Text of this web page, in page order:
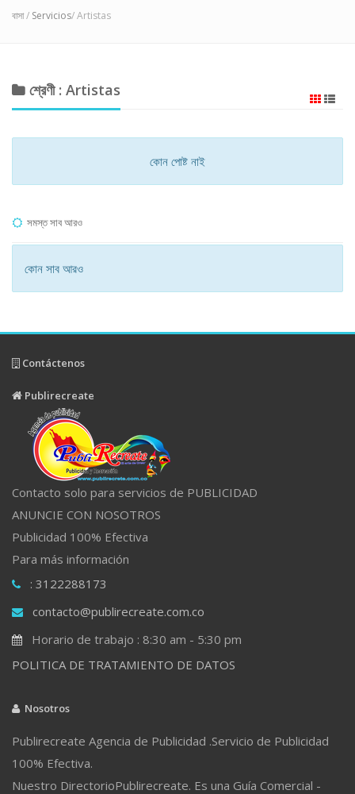
বাসা/ Servicios/ Artistas
শ্রেণী : Artistas
কোন পোষ্ট নাই
সমস্ত সাব আরও
কোন সাব আরও
Contáctenos
Publirecreate
Contacto solo para servicios de PUBLICIDAD
ANUNCIE CON NOSOTROS
Publicidad 100% Efectiva
Para más información
: 3122288173
contacto@publirecreate.com.co
Horario de trabajo : 8:30 am - 5:30 pm
POLITICA DE TRATAMIENTO DE DATOS
Nosotros
Publirecreate Agencia de Publicidad .Servicio de Publicidad
100% Efectiva.
Nuestro DirectorioPublirecreate. Es una Guía Comercial -